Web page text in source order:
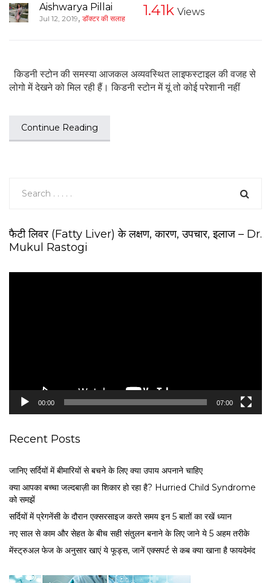
Aishwarya Pillai
Jul 12, 2019, डॉक्टर की सलाह 1.41k Views
किडनी स्टोन की समस्या आजकल अव्यवस्थि‍त लाइफस्टाइल की वजह से
लोगो में देखने को मिल रही हैं। किडनी स्टोन में यूं तो कोई परेशानी नहीं
Continue Reading
फैटी लिवर (Fatty Liver) के लक्षण, कारण, उपचार, इलाज – Dr.
Mukul Rastogi
00:00 07:00
Recent Posts
जानिए सर्दियों में बीमारियों से बचने के लिए क्या उपाय अपनाने चाहिए
क्या आपका बच्चा जल्दबाज़ी का शिकार हो रहा है? Hurried Child Syndrome
को समझें
सर्द‍ियों में प्रेगनेंसी के दौरान एक्सरसाइज करते समय इन 5 बातों का रखें ध्यान
नए साल से काम और सेहत के बीच सही संतुलन बनाने के लिए जाने ये 5 अहम तरीके
मेंस्ट्रुअल फेज के अनुसार खाएं ये फूड्स, जानें एक्सपर्ट से कब क्या खाना है फायदेमंद